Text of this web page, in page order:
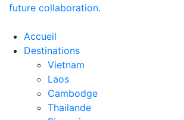
future collaboration.
Accueil
Destinations
Vietnam
Laos
Cambodge
Thailande